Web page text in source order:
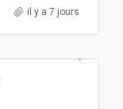
il y a 7 jours